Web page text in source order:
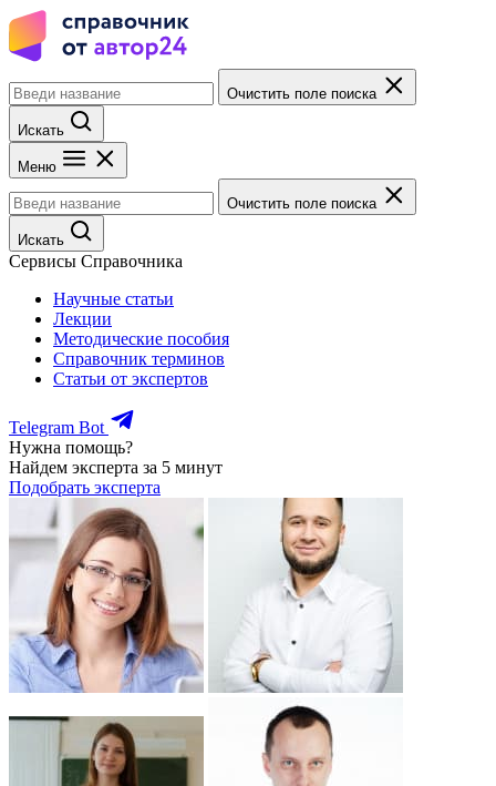
Очистить поле поиска
Искать
Меню
Очистить поле поиска
Искать
Сервисы Справочника
Научные статьи
Лекции
Методические пособия
Справочник терминов
Статьи от экспертов
Telegram Bot
Нужна помощь?
Найдем эксперта за 5 минут
Подобрать эксперта